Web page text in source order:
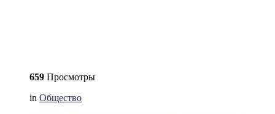
659 Просмотры
in Общество